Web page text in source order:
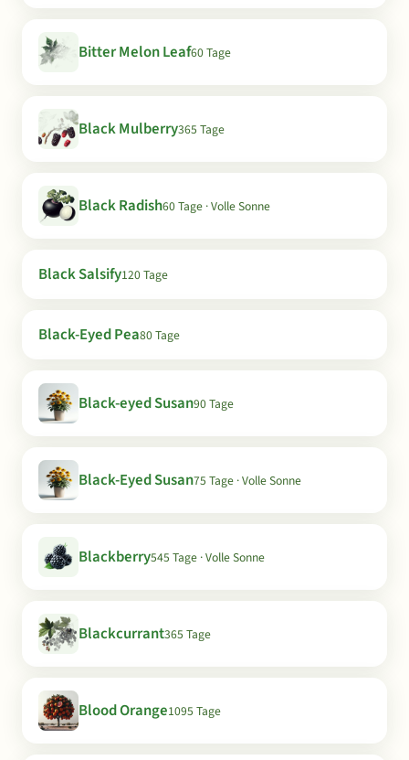
Bitter Melon Leaf60 Tage
Black Mulberry365 Tage
Black Radish60 Tage · Volle Sonne
Black Salsify120 Tage
Black-Eyed Pea80 Tage
Black-eyed Susan90 Tage
Black-Eyed Susan75 Tage · Volle Sonne
Blackberry545 Tage · Volle Sonne
Blackcurrant365 Tage
Blood Orange1095 Tage